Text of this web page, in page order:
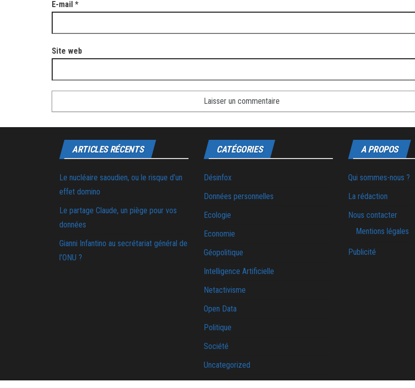
E-mail *
Site web
ARTICLES RÉCENTS
Le nucléaire saoudien, ou le risque d’un
effet domino
Le partage Claude, un piège pour vos
données
Gianni Infantino au secrétariat général de
l’ONU ?
CATÉGORIES
Désinfox
Données personnelles
Ecologie
Economie
Géopolitique
Intelligence Artificielle
Netactivisme
Open Data
Politique
Société
Uncategorized
Une
A PROPOS
Qui sommes-nous ?
La rédaction
Nous contacter
Mentions légales
Publicité